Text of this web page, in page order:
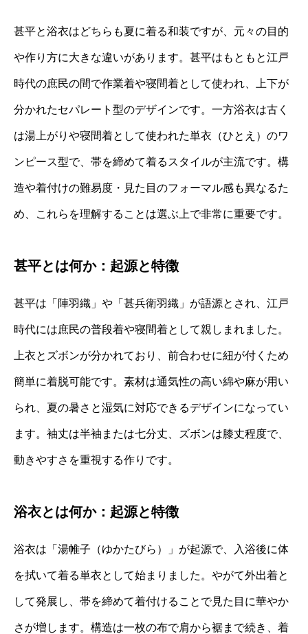
甚平と浴衣はどちらも夏に着る和装ですが、元々の目的
や作り方に大きな違いがあります。甚平はもともと江戸
時代の庶民の間で作業着や寝間着として使われ、上下が
分かれたセパレート型のデザインです。一方浴衣は古く
は湯上がりや寝間着として使われた単衣（ひとえ）のワ
ンピース型で、帯を締めて着るスタイルが主流です。構
造や着付けの難易度・見た目のフォーマル感も異なるた
め、これらを理解することは選ぶ上で非常に重要です。
甚平とは何か：起源と特徴
甚平は「陣羽織」や「甚兵衛羽織」が語源とされ、江戸
時代には庶民の普段着や寝間着として親しまれました。
上衣とズボンが分かれており、前合わせに紐が付くため
簡単に着脱可能です。素材は通気性の高い綿や麻が用い
られ、夏の暑さと湿気に対応できるデザインになってい
ます。袖丈は半袖または七分丈、ズボンは膝丈程度で、
動きやすさを重視する作りです。
浴衣とは何か：起源と特徴
浴衣は「湯帷子（ゆかたびら）」が起源で、入浴後に体
を拭いて着る単衣として始まりました。やがて外出着と
して発展し、帯を締めて着付けることで見た目に華やか
さが増します。構造は一枚の布で肩から裾まで続き、着